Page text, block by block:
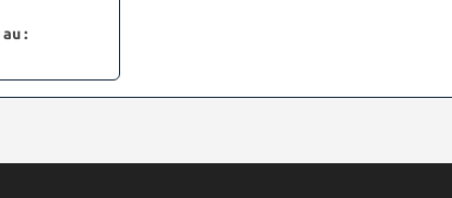
au :